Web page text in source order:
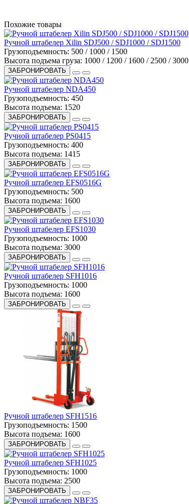
Похожие товары
Ручной штабелер Xilin SDJ500 / SDJ1000 / SDJ1500
Грузоподъемность: 500 / 1000 / 1500
Высота подъема груза: 1000 / 1200 / 1600 / 2500 / 3000
ЗАБРОНИРОВАТЬ
Ручной штабелер NDA450
Грузоподъемность: 450
Высота подъема: 1520
ЗАБРОНИРОВАТЬ
Ручной штабелер PS0415
Грузоподъемность: 400
Высота подъема: 1415
ЗАБРОНИРОВАТЬ
Ручной штабелер EFS0516G
Грузоподъемность: 500
Высота подъема: 1600
ЗАБРОНИРОВАТЬ
Ручной штабелер EFS1030
Грузоподъемность: 1000
Высота подъема: 3000
ЗАБРОНИРОВАТЬ
Ручной штабелер SFH1016
Грузоподъемность: 1000
Высота подъема: 1600
ЗАБРОНИРОВАТЬ
Ручной штабелер SFH1516
Грузоподъемность: 1500
Высота подъема: 1600
ЗАБРОНИРОВАТЬ
Ручной штабелер SFH1025
Грузоподъемность: 1000
Высота подъема: 2500
ЗАБРОНИРОВАТЬ